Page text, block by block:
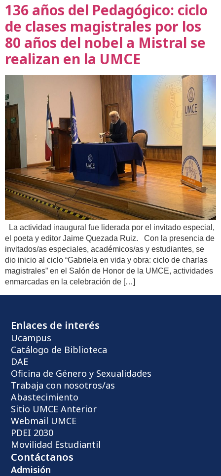
136 años del Pedagógico: ciclo
de clases magistrales por los
80 años del nobel a Mistral se
realizan en la UMCE
La actividad inaugural fue liderada por el invitado especial,
el poeta y editor Jaime Quezada Ruiz. Con la presencia de
invitados/as especiales, académicos/as y estudiantes, se
dio inicio al ciclo “Gabriela en vida y obra: ciclo de charlas
magistrales” en el Salón de Honor de la UMCE, actividades
enmarcadas en la celebración de […]
Enlaces de interés
Ucampus
Catálogo de Biblioteca
DAE
Oficina de Género y Sexualidades
Trabaja con nosotros/as
Abastecimiento
Sitio UMCE Anterior
Webmail UMCE
PDEI 2030
Movilidad Estudiantil
Contáctanos
Admisión